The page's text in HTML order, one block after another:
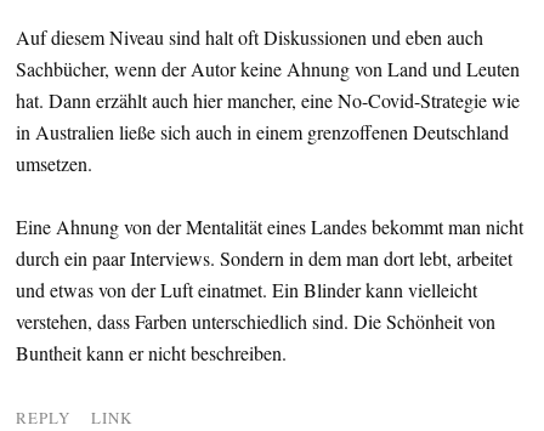
Auf diesem Niveau sind halt oft Diskussionen und eben auch
Sachbücher, wenn der Autor keine Ahnung von Land und Leuten
hat. Dann erzählt auch hier mancher, eine No-Covid-Strategie wie
in Australien ließe sich auch in einem grenzoffenen Deutschland
umsetzen.
Eine Ahnung von der Mentalität eines Landes bekommt man nicht
durch ein paar Interviews. Sondern in dem man dort lebt, arbeitet
und etwas von der Luft einatmet. Ein Blinder kann vielleicht
verstehen, dass Farben unterschiedlich sind. Die Schönheit von
Buntheit kann er nicht beschreiben.
REPLY LINK